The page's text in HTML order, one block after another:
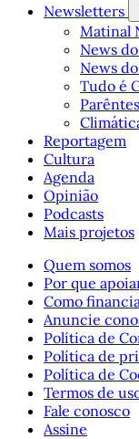
Newsletters
Matinal
News
News
Tudo é
Reportagem
Cultura
Agenda
Opinião
Podcasts
Mais projetos
Quem somos
Por que
Como
Anuncie
Política de
Política de
Política de
Termos de
Fale conosco
Assine